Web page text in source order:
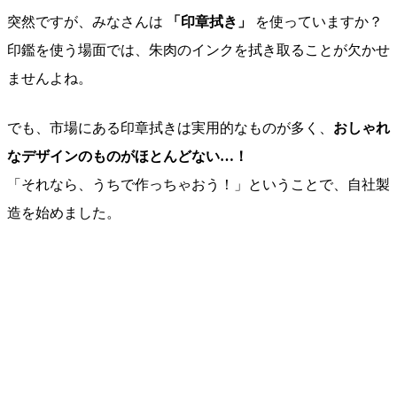
突然ですが、みなさんは 「印章拭き」
を使っていますか？
印鑑を使う場面では、朱肉のインクを拭き取ることが欠かせ
ませんよね。
でも、市場にある印章拭きは実用的なものが多く、 おしゃれ
なデザインのものがほとんどない…！
「それなら、うちで作っちゃおう！」ということで、自社製
造を始めました。